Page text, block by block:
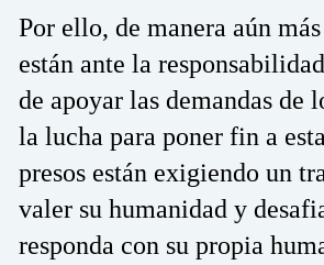
Por ello, de manera aún
están ante la
de apoyar las demandas de
la lucha para poner fin a
presos están exigiendo un
valer su humanidad y
responda con su propia